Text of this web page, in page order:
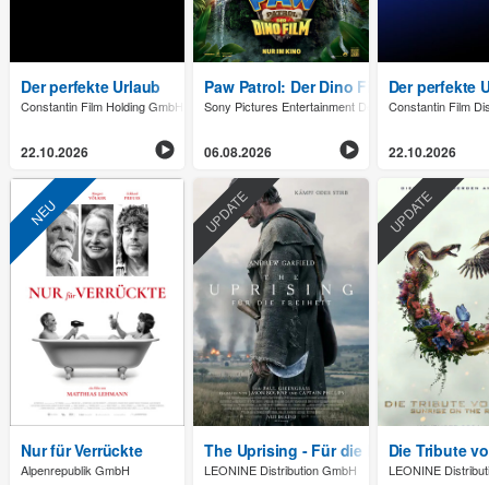
Der perfekte Urlaub
Constantin Film Holding GmbH (AT)
22.10.2026
Paw Patrol: Der Dino Film
Sony Pictures Entertainment Deutschland GmbH
06.08.2026
Der perfekte
Constantin Film
22.10.2026
NEU
Nur für Verrückte
Alpenrepublik GmbH
UPDATE
The Uprising - Für die Freiheit
LEONINE Distribution GmbH
UPDATE
Die Tribute
LEONINE